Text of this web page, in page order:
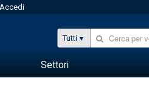
Accedi
Tutti
Settori